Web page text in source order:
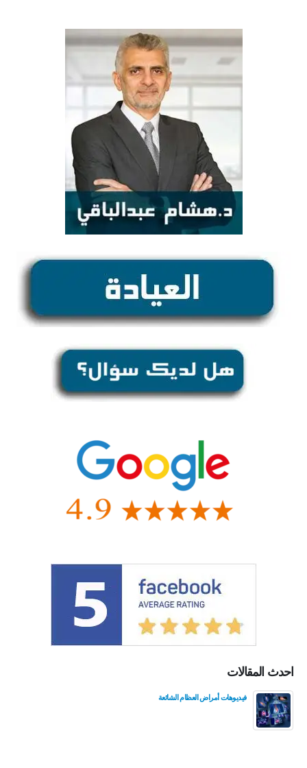
احدث المقالات
فيديوهات أمراض العظام الشائعة